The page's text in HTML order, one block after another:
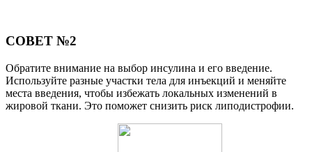
СОВЕТ №2
Обратите внимание на выбор инсулина и его введение.
Используйте разные участки тела для инъекций и меняйте
места введения, чтобы избежать локальных изменений в
жировой ткани. Это поможет снизить риск липодистрофии.